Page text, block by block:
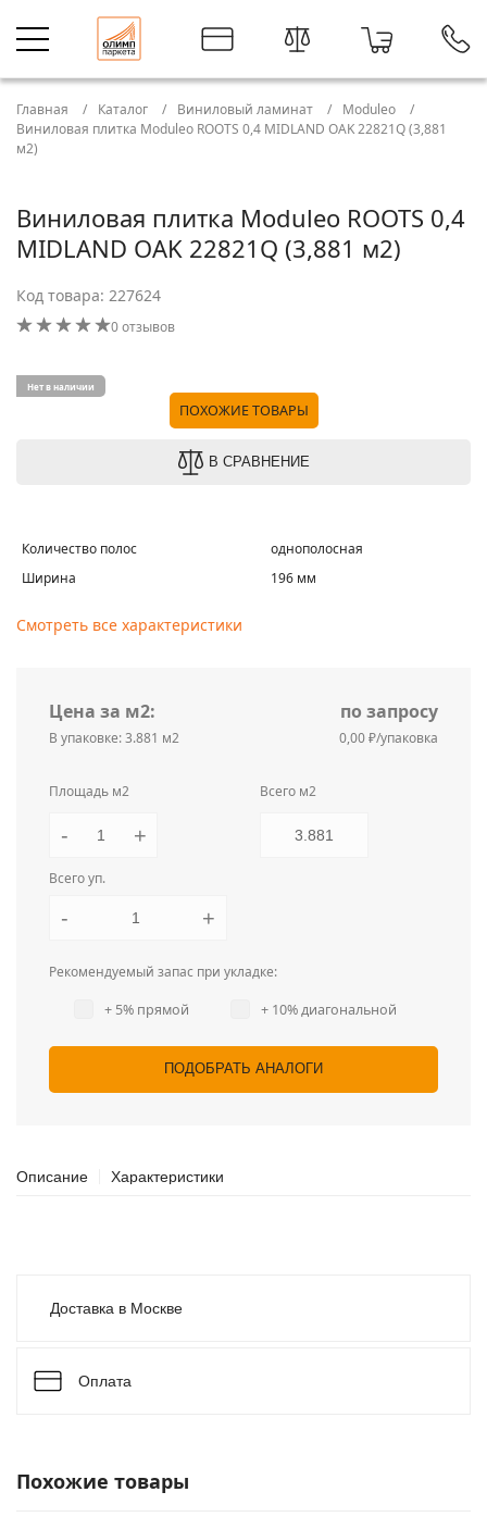
Главная Каталог Виниловый ламинат
Moduleo
Виниловая плитка Moduleo ROOTS 0,4 MIDLAND OAK 22821Q (3,881
м2)
Виниловая плитка Moduleo ROOTS 0,4
MIDLAND OAK 22821Q (3,881 м2)
Код товара: 227624
0 отзывов
Нет в наличии
ПОХОЖИЕ ТОВАРЫ
В СРАВНЕНИЕ
Количество полос
однополосная
Ширина
196 мм
Смотреть все характеристики
Цена за м2: по запросу
В упаковке: 3.881 м2 0,00 ₽/упаковка
Площадь м2
- +
Всего м2
Всего уп.
- +
Рекомендуемый запас при укладке:
+ 5% прямой + 10% диагональной
ПОДОБРАТЬ АНАЛОГИ
Описание Характеристики
Доставка в Москве
Оплата
Похожие товары